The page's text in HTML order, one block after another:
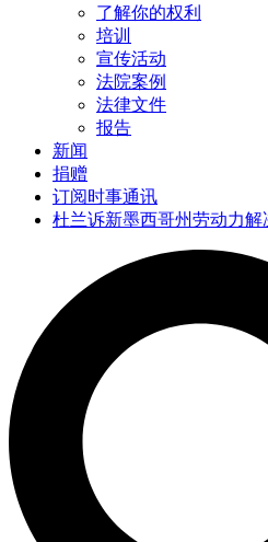
了解你的权利
培训
宣传活动
法院案例
法律文件
报告
新闻
捐赠
订阅时事通讯
杜兰诉新墨西哥州劳动力解